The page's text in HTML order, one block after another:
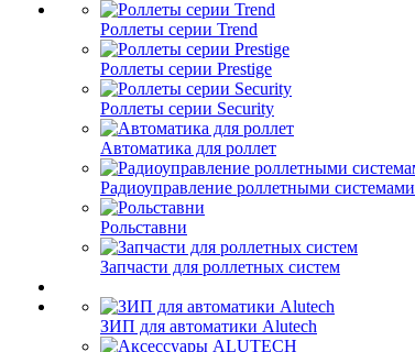
Роллеты серии Trend
Роллеты серии Prestige
Роллеты серии Security
Автоматика для роллет
Радиоуправление роллетными системами
Рольставни
Запчасти для роллетных систем
ЗИП для автоматики Alutech